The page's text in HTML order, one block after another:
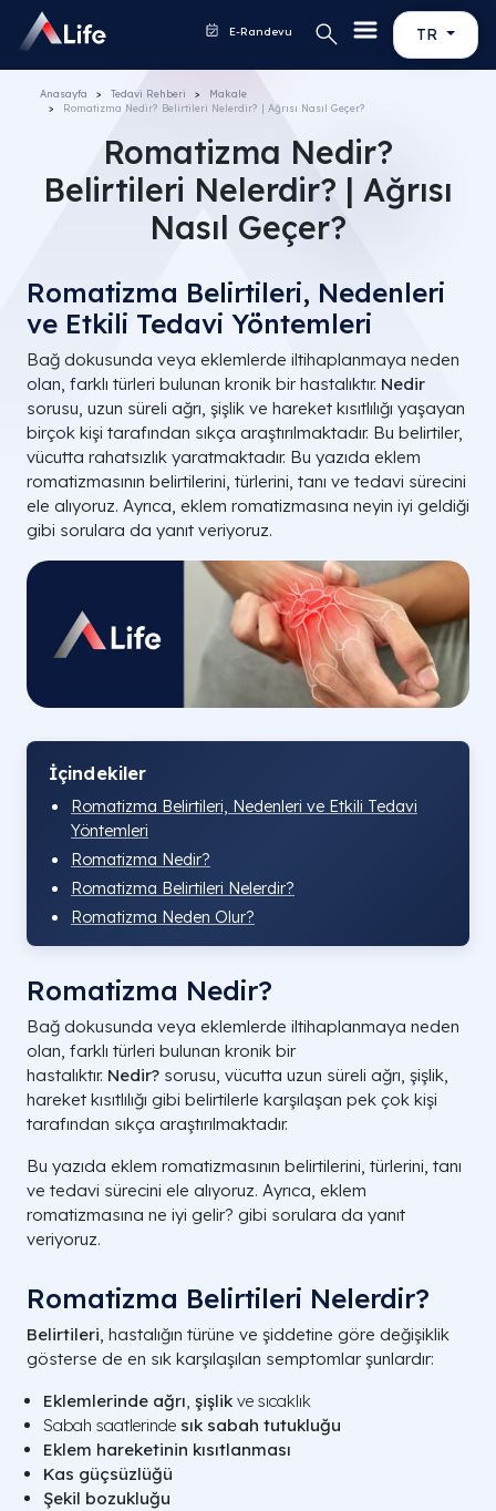
TR
E-Randevu
Anasayfa Tedavi Rehberi
Makale
Romatizma Nedir? Belirtileri Nelerdir? | Ağrısı Nasıl Geçer?
Romatizma Nedir?
Belirtileri Nelerdir? | Ağrısı
Nasıl Geçer?
Romatizma Belirtileri, Nedenleri
ve Etkili Tedavi Yöntemleri
Bağ dokusunda veya eklemlerde iltihaplanmaya neden
olan, farklı türleri bulunan kronik bir hastalıktır. Nedir
sorusu, uzun süreli ağrı, şişlik ve hareket kısıtlılığı yaşayan
birçok kişi tarafından sıkça araştırılmaktadır. Bu belirtiler,
vücutta rahatsızlık yaratmaktadır. Bu yazıda eklem
romatizmasının belirtilerini, türlerini, tanı ve tedavi sürecini
ele alıyoruz. Ayrıca, eklem romatizmasına neyin iyi geldiği
gibi sorulara da yanıt veriyoruz.
İçindekiler
Romatizma Belirtileri, Nedenleri ve Etkili Tedavi
Yöntemleri
Romatizma Nedir?
Romatizma Belirtileri Nelerdir?
Romatizma Neden Olur?
Romatizma Nedir?
Bağ dokusunda veya eklemlerde iltihaplanmaya neden
olan, farklı türleri bulunan kronik bir
hastalıktır. Nedir? sorusu, vücutta uzun süreli ağrı, şişlik,
hareket kısıtlılığı gibi belirtilerle karşılaşan pek çok kişi
tarafından sıkça araştırılmaktadır.
Bu yazıda eklem romatizmasının belirtilerini, türlerini, tanı
ve tedavi sürecini ele alıyoruz. Ayrıca, eklem
romatizmasına ne iyi gelir? gibi sorulara da yanıt
veriyoruz.
Romatizma Belirtileri Nelerdir?
Belirtileri, hastalığın türüne ve şiddetine göre değişiklik
gösterse de en sık karşılaşılan semptomlar şunlardır:
Eklemlerinde ağrı, şişlik ve sıcaklık
Sabah saatlerinde sık sabah tutukluğu
Eklem hareketinin kısıtlanması
Kas güçsüzlüğü
Şekil bozukluğu